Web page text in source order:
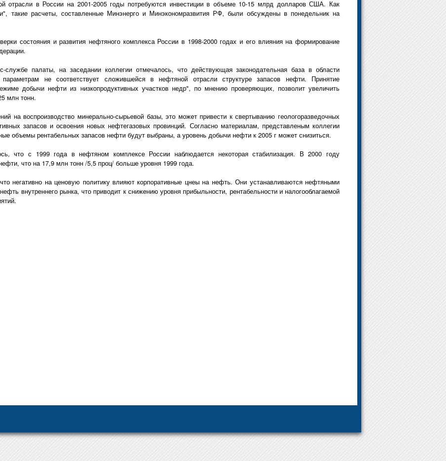
отрасли в России на 2001-2005 годы потребуются инвестиции в объеме 10-15 млрд долларов США. Как
такие расчеты, составленные Минэнерго и Минэкономразвития РФ, были обсуждены в понедельник на
состояния и развития нефтяного комплекса России в 1998-2000 годах и его влияния на формирование
палаты, на заседании коллегии отмечалось, что действующая законодательная база в области
не соответствует сложившейся в нефтяной отрасли структуре запасов нефти. Принятие
добычи нефти из низкопродуктивных участков недр", по мнению проверяющих, позволит увеличить
млн тонн.
на воспроизводство минерально-сырьевой базы, это может привести к свертыванию геологоразведочных
запасов и освоения новых нефтегазовых провинций. Согласно материалам, представленым коллегии
объемы рентабельных запасов нефти будут выбраны, а уровень добычи нефти к 2005 г может снизиться.
что с 1999 года в нефтяном комплексе России наблюдается некоторая стабилизация. В 2000 году
что на 17,9 млн тонн /5,5 проц/ больше уровня 1999 года.
негативно на ценовую политику влияют корпоративные цнеы на нефть. Они устанавливаются нефтяными
внутреннего рынка, что приводит к снижению уровня прибыльности, рентабельности и налогооблагаемой